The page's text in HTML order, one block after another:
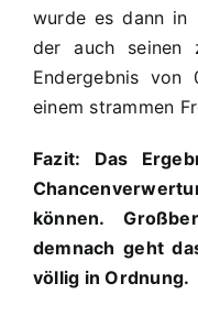
wurde es dann in
der auch seinen
Endergebnis von
einem strammen
Fazit: Das
können.
demnach geht
völlig in Ordnung.